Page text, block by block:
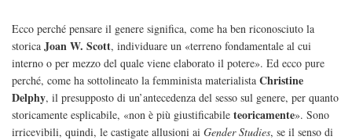
Ecco perché pensare il genere significa, come ha ben riconosciuto la
storica Joan W. Scott, individuare un «terreno fondamentale al cui
interno o per mezzo del quale viene elaborato il potere». Ed ecco pure
perché, come ha sottolineato la femminista materialista Christine
Delphy, il presupposto di un’antecedenza del sesso sul genere, per quanto
storicamente esplicabile, «non è più giustificabile teoricamente». Sono
irricevibili, quindi, le castigate allusioni ai Gender Studies, se il senso di